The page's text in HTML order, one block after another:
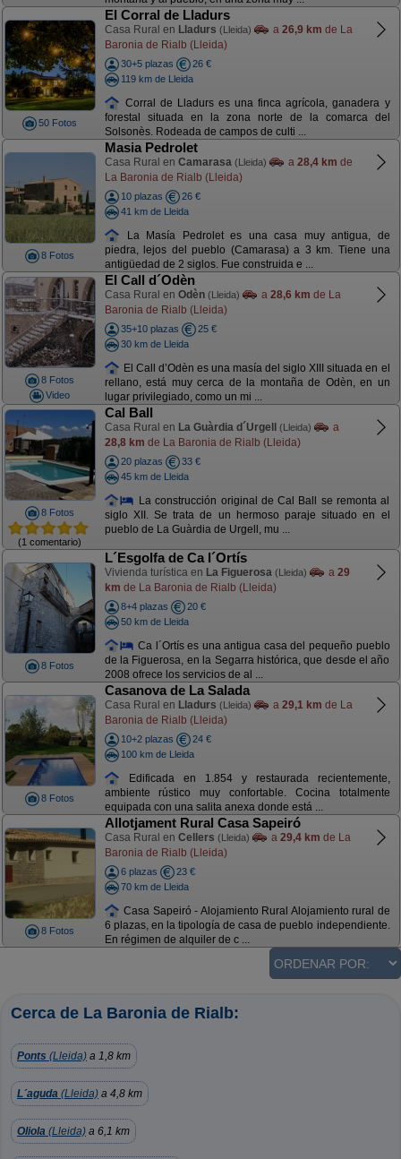
50 Fotos
El Corral de Lladurs
Casa Rural en Lladurs (Lleida) a 26,9 km de La
Baronia de Rialb (Lleida)
30+5 plazas
26 €
119 km de Lleida
Corral de Lladurs es una finca agrícola, ganadera y
forestal situada en la zona norte de la comarca del
Solsonès. Rodeada de campos de culti ...
8 Fotos
Masia Pedrolet
Casa Rural en Camarasa (Lleida) a 28,4 km de
La Baronia de Rialb (Lleida)
10 plazas
26 €
41 km de Lleida
La Masía Pedrolet es una casa muy antigua, de
piedra, lejos del pueblo (Camarasa) a 3 km. Tiene una
antigüedad de 2 siglos. Fue construida e ...
8 Fotos
Video
El Call d´Odèn
Casa Rural en Odèn (Lleida) a 28,6 km de La
Baronia de Rialb (Lleida)
35+10 plazas
25 €
30 km de Lleida
El Call d’Odèn es una masía del siglo XIII situada en el
rellano, está muy cerca de la montaña de Odèn, en un
lugar privilegiado, como un mi ...
8 Fotos
(1 comentario)
Cal Ball
Casa Rural en La Guàrdia d´Urgell (Lleida)
a
28,8 km de La Baronia de Rialb (Lleida)
20 plazas
33 €
45 km de Lleida
La construcción original de Cal Ball se remonta al
siglo XII. Se trata de un hermoso paraje situado en el
pueblo de La Guàrdia de Urgell, mu ...
8 Fotos
L´Esgolfa de Ca l´Ortís
Vivienda turística en La Figuerosa (Lleida) a 29
km de La Baronia de Rialb (Lleida)
8+4 plazas
20 €
50 km de Lleida
Ca l´Ortís es una antigua casa del pequeño pueblo
de la Figuerosa, en la Segarra histórica, que desde el año
2008 ofrece los servicios de al ...
8 Fotos
Casanova de La Salada
Casa Rural en Lladurs (Lleida) a 29,1 km de La
Baronia de Rialb (Lleida)
10+2 plazas
24 €
100 km de Lleida
Edificada en 1.854 y restaurada recientemente,
ambiente rústico muy confortable. Cocina totalmente
equipada con una salita anexa donde está ...
8 Fotos
Allotjament Rural Casa Sapeiró
Casa Rural en Cellers (Lleida) a 29,4 km de La
Baronia de Rialb (Lleida)
6 plazas
23 €
70 km de Lleida
Casa Sapeiró - Alojamiento Rural Alojamiento rural de
6 plazas, en la tipología de casa de pueblo independiente.
En régimen de alquiler de c ...
Cerca de La Baronia de Rialb:
Ponts (Lleida) a 1,8 km
L´aguda (Lleida) a 4,8 km
Oliola (Lleida) a 6,1 km